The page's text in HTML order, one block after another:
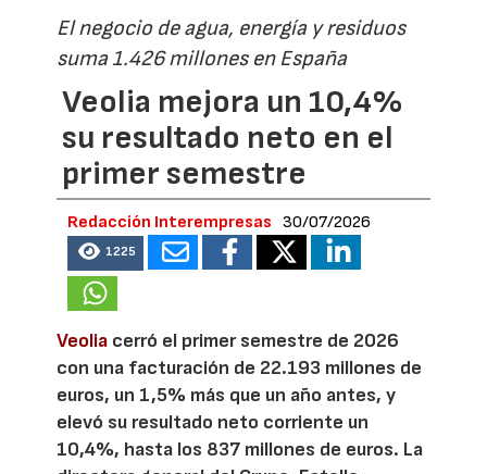
El negocio de agua, energía y residuos
suma 1.426 millones en España
Veolia mejora un 10,4%
su resultado neto en el
primer semestre
Redacción Interempresas 30/07/2026
1225
Veolia cerró el primer semestre de 2026
con una facturación de 22.193 millones de
euros, un 1,5% más que un año antes, y
elevó su resultado neto corriente un
10,4%, hasta los 837 millones de euros. La